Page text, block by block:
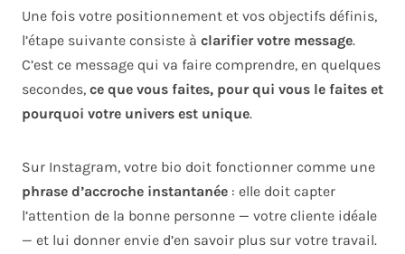
Une fois votre positionnement et vos objectifs définis,
l’étape suivante consiste à clarifier votre message.
C’est ce message qui va faire comprendre, en quelques
secondes, ce que vous faites, pour qui vous le faites et
pourquoi votre univers est unique.
Sur Instagram, votre bio doit fonctionner comme une
phrase d’accroche instantanée : elle doit capter
l’attention de la bonne personne — votre cliente idéale
— et lui donner envie d’en savoir plus sur votre travail.